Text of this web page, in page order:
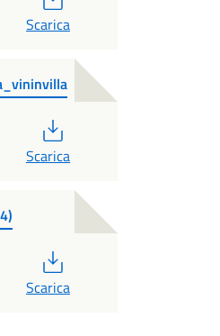
Scarica
Scarica
Scarica